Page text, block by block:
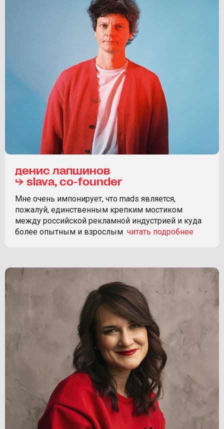
денис лапшинов
⮡ slava, co-founder
Мне очень импонирует, что mads является,
пожалуй, единственным крепким мостиком
между российской рекламной индустрией и куда
более опытным и взрослым